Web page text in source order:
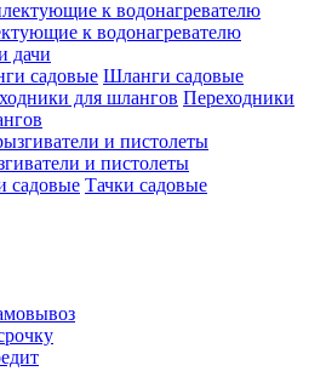
к водонагревателю
дачи
Шланги садовые
Переходники
и пистолеты
Тачки садовые